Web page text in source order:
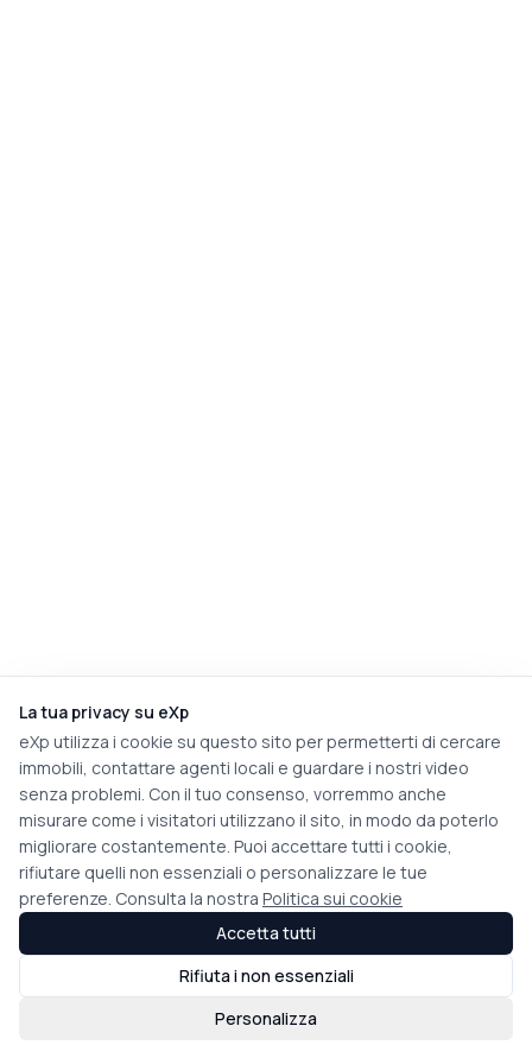
La tua privacy su eXp
eXp utilizza i cookie su questo sito per permetterti di cercare
immobili, contattare agenti locali e guardare i nostri video
senza problemi. Con il tuo consenso, vorremmo anche
misurare come i visitatori utilizzano il sito, in modo da poterlo
migliorare costantemente. Puoi accettare tutti i cookie,
rifiutare quelli non essenziali o personalizzare le tue
preferenze. Consulta la nostra Politica sui cookie
Personalizza
Rifiuta i non essenziali
Accetta tutti